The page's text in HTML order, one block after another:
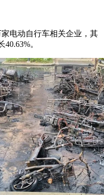
电动自行车相关企业，其
。